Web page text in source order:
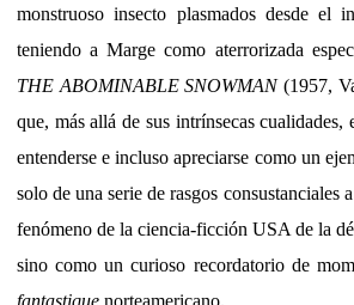
monstruoso insecto plasmados desde el
teniendo a Marge como aterrorizada
THE ABOMINABLE SNOWMAN(1957,
que, más allá de sus intrínsecas
entenderse e incluso apreciarse como un
solo de una serie de rasgos consustanciales
fenómeno de la ciencia-ficción USA de la
sino como un curioso recordatorio de
fantastique norteamericano.